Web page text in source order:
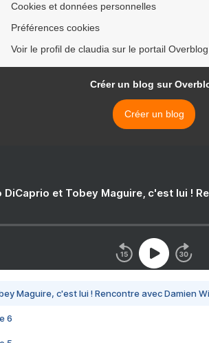
Cookies et données personnelles
Préférences cookies
Voir le profil de claudia sur le portail Overblog
Créer un blog sur
Créer un blog
DiCaprio et Tobey Maguire, c'est lui !
Maguire, c'est lui ! Rencontre avec Damien
6